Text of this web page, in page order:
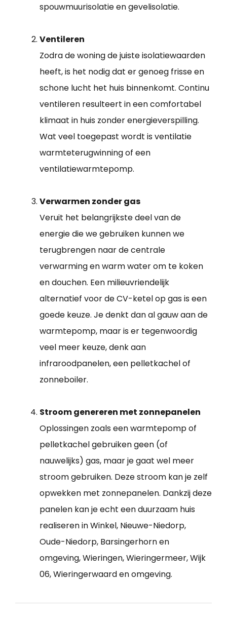
spouwmuurisolatie en gevelisolatie.
Ventileren
Zodra de woning de juiste isolatiewaarden
heeft, is het nodig dat er genoeg frisse en
schone lucht het huis binnenkomt. Continu
ventileren resulteert in een comfortabel
klimaat in huis zonder energieverspilling.
Wat veel toegepast wordt is ventilatie
warmteterugwinning of een
ventilatiewarmtepomp.
Verwarmen zonder gas
Veruit het belangrijkste deel van de
energie die we gebruiken kunnen we
terugbrengen naar de centrale
verwarming en warm water om te koken
en douchen. Een milieuvriendelijk
alternatief voor de CV-ketel op gas is een
goede keuze. Je denkt dan al gauw aan de
warmtepomp, maar is er tegenwoordig
veel meer keuze, denk aan
infraroodpanelen, een pelletkachel of
zonneboiler.
Stroom genereren met zonnepanelen
Oplossingen zoals een warmtepomp of
pelletkachel gebruiken geen (of
nauwelijks) gas, maar je gaat wel meer
stroom gebruiken. Deze stroom kan je zelf
opwekken met zonnepanelen. Dankzij deze
panelen kan je echt een duurzaam huis
realiseren in Winkel, Nieuwe-Niedorp,
Oude-Niedorp, Barsingerhorn en
omgeving, Wieringen, Wieringermeer, Wijk
06, Wieringerwaard en omgeving.